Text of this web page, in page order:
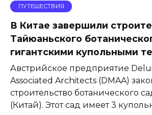
ПУТЕШЕСТВИЯ
В Китае завершили
Тайюаньского
гигантскими купольными
Австрийское предприятие
Associated Architects (DMAA)
строительство ботанического
(Китай). Этот сад имеет 3